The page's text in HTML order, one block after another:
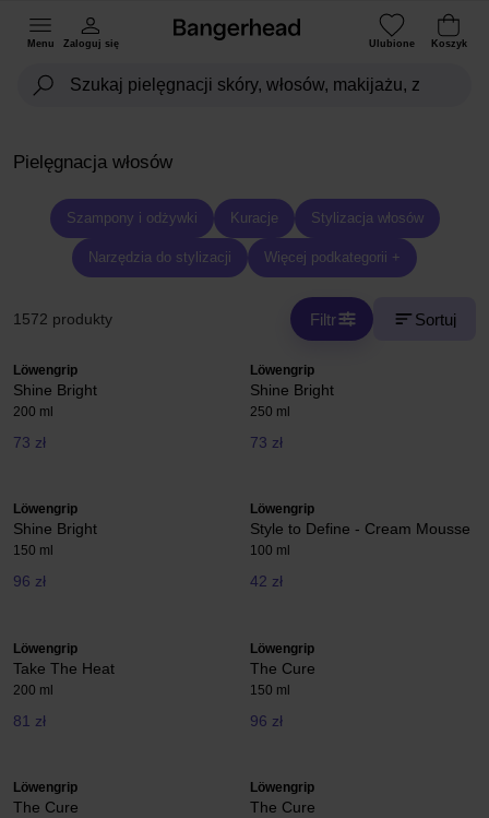
Menu Zaloguj się Ulubione Koszyk
Pielęgnacja włosów
Szampony i odżywki Kuracje Stylizacja włosów
Narzędzia do stylizacji Więcej podkategorii +
1572 produkty Filtr Sortuj
Löwengrip
Shine Bright
200 ml
73 zł
Löwengrip
Shine Bright
250 ml
73 zł
Löwengrip
Shine Bright
150 ml
96 zł
Löwengrip
Style to Define - Cream Mousse
100 ml
42 zł
Löwengrip
Take The Heat
200 ml
81 zł
Löwengrip
The Cure
150 ml
96 zł
Löwengrip
The Cure
Löwengrip
The Cure